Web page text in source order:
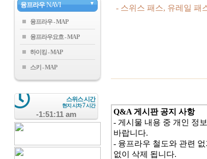
융프라우 NAVI ▼
융프라우
융프라우요흐
하이킹
스키
스위스 시간
현지 시차7시간
-1:51:12 am
- 스위스 패스, 유레일 패
Q&A 게시판 공지 사항
- 게시물 내용 중 개인 정
바랍니다.
- 융프라우 철도와 관련
없이 삭제 됩니다.